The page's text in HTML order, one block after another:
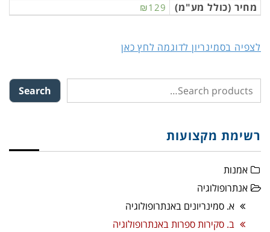
מחיר (כולל מע"מ) ₪129
לצפיה בסמינריון לדוגמה לחץ כאן
Search
רשימת מקצועות
אמנות
אנתרופולוגיה
א. סמינריונים באנתרופולוגיה
ב. סקירות ספרות באנתרופולוגיה